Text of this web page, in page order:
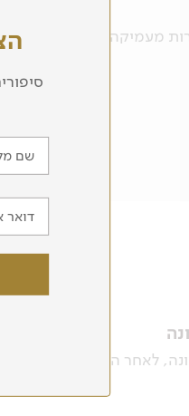
מעמיקה עם
לאחר הנחיתה העברה
שם
דואר